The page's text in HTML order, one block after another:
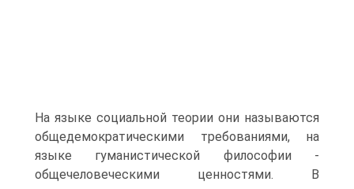
На языке социальной теории они называются
общедемократическими требованиями, на
языке гуманистической философии -
общечеловеческими ценностями. В